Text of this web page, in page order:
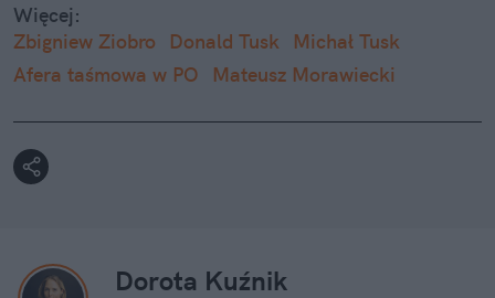
Więcej:
Zbigniew Ziobro
Donald Tusk
Michał Tusk
Afera taśmowa w PO
Mateusz Morawiecki
Dorota Kuźnik